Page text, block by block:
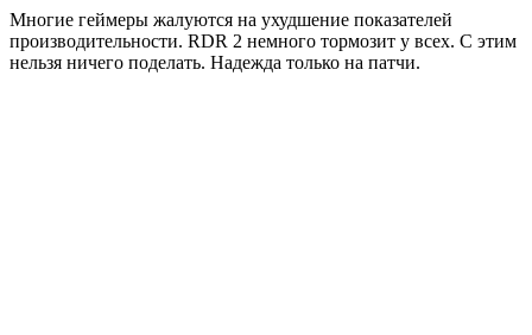
Многие геймеры жалуются на ухудшение показателей
производительности. RDR 2 немного тормозит у всех. С этим
нельзя ничего поделать. Надежда только на патчи.